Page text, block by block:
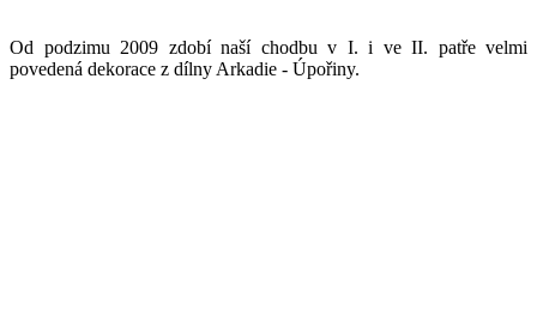
Od podzimu 2009 zdobí naší chodbu v I. i ve II. patře velmi
povedená dekorace z dílny Arkadie - Úpořiny.